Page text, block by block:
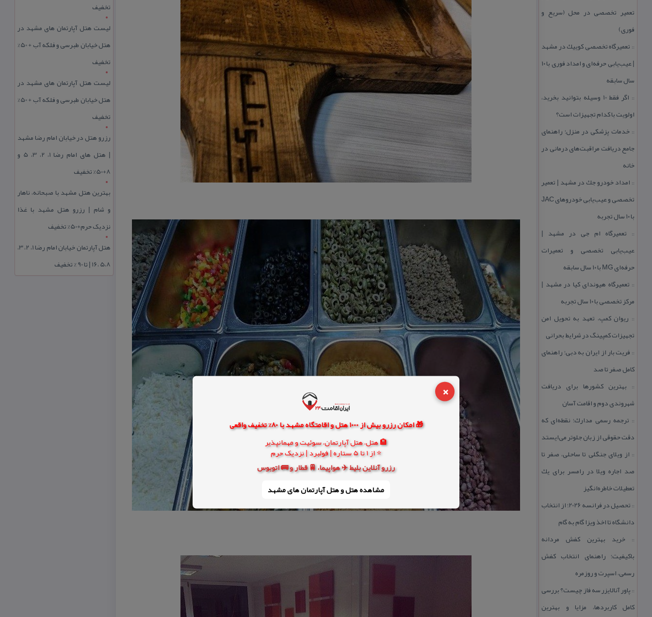
×
🎁 امکان رزرو بیش از 1000 هتل و اقامتگاه مشهد با 80% تخفیف واقعی
🏨 هتل، هتل آپارتمان، سوئیت و مهمانپذیر
⭐ از 1 تا 5 ستاره | فولبرد | نزدیک حرم
رزرو آنلاین بلیط ✈️ هواپیما، 🚆 قطار و 🚌 اتوبوس
مشاهده هتل و هتل‌ آپارتمان های مشهد
تعمیر تخصصی در محل (سریع و
فوری)
:: تعمیرگاه تخصصی كوییك در مشهد
| عیب‌یابی حرفه‌ای و امداد فوری با ۱۰
سال سابقه
::
اگر فقط 10 وسیله بتوانید بخرید،
اولویت با كدام تجهیزات است؟
:: خدمات پزشكی در منزل؛ راهنمای
جامع دریافت مراقبت‌های درمانی در
خانه
:: امداد خودرو جك در مشهد | تعمیر
تخصصی و عیب‌یابی خودروهای JAC
با ۱۰ سال تجربه
:: تعمیرگاه ام جی در مشهد |
عیب‌یابی تخصصی و تعمیرات
حرفه‌ای MG با ۱۰ سال سابقه
:: تعمیرگاه هیوندای كیا در مشهد |
مركز تخصصی با ۱۰ سال تجربه
:: ریوان كمپ، تعهد به تحویل امن
تجهیزات كمپینگ در شرایط بحرانی
:: فریت بار از ایران به دبی؛ راهنمای
كامل صفر تا صد
:: بهترین كشورها برای دریافت
شهروندی دوم و اقامت آسان
:: ترجمه رسمی مدارك؛ نقطه‌ای كه
دقت حقوقی از زبان جلوتر می‌ایستد
:: از ویلای جنگلی تا ساحلی، صفر تا
صد اجاره ویلا در رامسر برای یك
تعطیلات خاطره‌انگیز
::
تحصیل در فرانسه 2026؛ از انتخاب
دانشگاه تا اخذ ویزا گام به گام
::خرید بهترین كفش مردانه
باكیفیت؛ راهنمای انتخاب كفش
رسمی، اسپرت و روزمره
:: پاور آنالایزر سه فاز چیست؟ بررسی
كامل كاربردها، مزایا و بهترین
تخفیف
لیست هتل آپارتمان های مشهد در
هتل خیابان طبرسی و فلکه آب + 50%
تخفیف
لیست هتل آپارتمان های مشهد در
هتل خیابان طبرسی و فلکه آب + 50%
تخفیف
رزرو هتل در خیابان امام رضا مشهد
| هتل‌ های امام رضا 1، 2، 3، 5 و
8+50% تخفیف
بهترین هتل مشهد با صبحانه، ناهار
و شام | رزرو هتل مشهد با غذا
نزدیک حرم+50% تخفیف
هتل آپارتمان خیابان امام رضا 1، 2، 3،
5،8 ،16 | تا 90 % تخفیف